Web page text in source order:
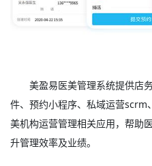
美盈易医美管理系统提供店
件、预约小程序、私域运营scrm
美机构运营管理相关应用，帮助
升管理效率及业绩。